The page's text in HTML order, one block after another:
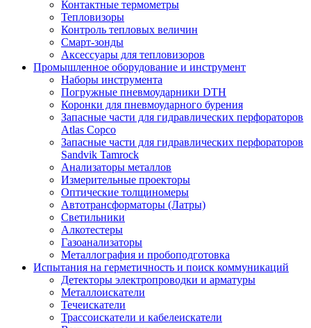
Контактные термометры
Тепловизоры
Контроль тепловых величин
Смарт-зонды
Аксессуары для тепловизоров
Промышленное оборудование и инструмент
Наборы инструмента
Погружные пневмоударники DTH
Коронки для пневмоударного бурения
Запасные части для гидравлических перфораторов
Atlas Copco
Запасные части для гидравлических перфораторов
Sandvik Tamrock
Анализаторы металлов
Измерительные проекторы
Оптические толщиномеры
Автотрансформаторы (Латры)
Светильники
Алкотестеры
Газоанализаторы
Металлография и пробоподготовка
Испытания на герметичность и поиск коммуникаций
Детекторы электропроводки и арматуры
Металлоискатели
Течеискатели
Трассоискатели и кабелеискатели